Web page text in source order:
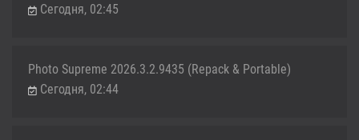
Сегодня, 02:45
Photo Supreme 2026.3.2.9435 (Repack & Portable)
Сегодня, 02:44